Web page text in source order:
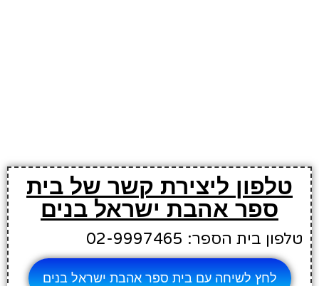
טלפון ליצירת קשר של בית
ספר אהבת ישראל בנים
טלפון בית הספר: 02-9997465
לחץ לשיחה עם בית ספר אהבת ישראל בנים